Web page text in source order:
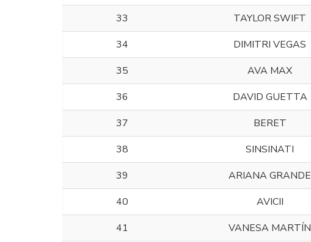
33
TAYLOR SWIFT
34
DIMITRI VEGAS
35
AVA MAX
36
DAVID GUETTA
37
BERET
38
SINSINATI
39
ARIANA GRANDE
40
AVICII
41
VANESA MARTÍN